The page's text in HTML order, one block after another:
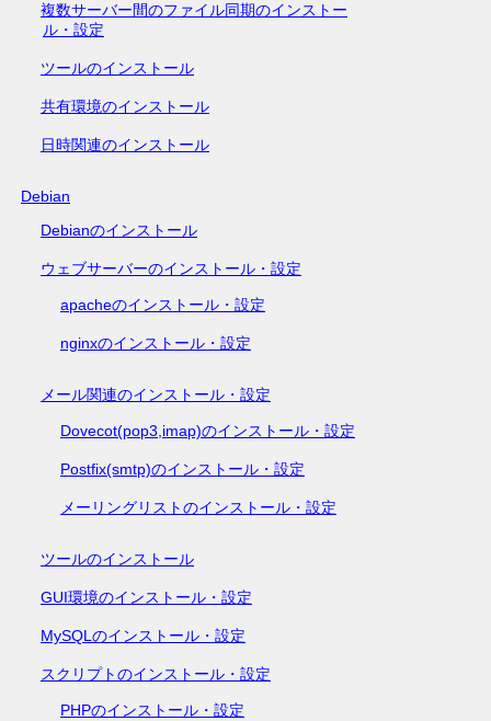
複数サーバー間のファイル同期のインストー
ル・設定
ツールのインストール
共有環境のインストール
日時関連のインストール
Debian
Debianのインストール
ウェブサーバーのインストール・設定
apacheのインストール・設定
nginxのインストール・設定
メール関連のインストール・設定
Dovecot(pop3,imap)のインストール・設定
Postfix(smtp)のインストール・設定
メーリングリストのインストール・設定
ツールのインストール
GUI環境のインストール・設定
MySQLのインストール・設定
スクリプトのインストール・設定
PHPのインストール・設定